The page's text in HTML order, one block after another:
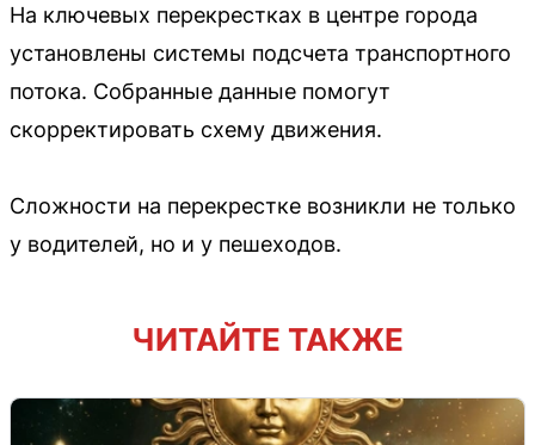
На ключевых перекрестках в центре города
установлены системы подсчета транспортного
потока. Собранные данные помогут
скорректировать схему движения.
Сложности на перекрестке возникли не только
у водителей, но и у пешеходов.
ЧИТАЙТЕ ТАКЖЕ